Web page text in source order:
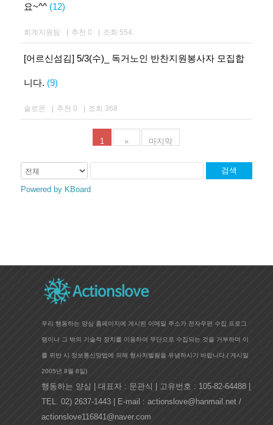
요~^^ (12)
회계지원팀 추천 0 조회 554
[어르신섬김] 5/3(수)_ 독거노인 반찬지원봉사자 모집합
니다. (9)
솔로몬 추천 0 조회 368
1 » 마지막
검색
Powered by KBoard
우리 행동하는 양심 홈페이지에 게시된 이메일 주소가 전자우편 수집 프로그
램이나 그 밖의 기술적 장치를 이용하여 무단으로 수집되는 것을 거부하며 이
를 위반 시 정보통신망법에 의해 형사처벌됨을 유념하시기 바랍니다.( 게시일
2005년 8월 8일)
행동하는 양심 | 대표자 : 문관식 | 고유번호 : 105-82-64488 |
TEL. 02) 2637-1443 | E-mail : actionslove@hanmail.net /
actionslove116841@naver.com